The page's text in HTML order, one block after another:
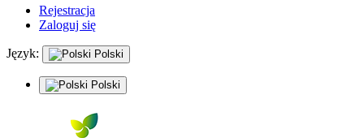
Rejestracja
Zaloguj się
Język: Polski
Polski